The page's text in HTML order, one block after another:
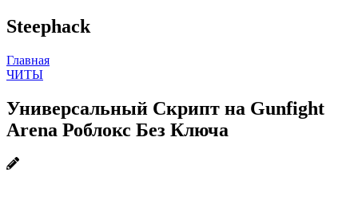
Steephack
Главная
ЧИТЫ
Универсальный Скрипт на Gunfight
Arena Роблокс Без Ключа